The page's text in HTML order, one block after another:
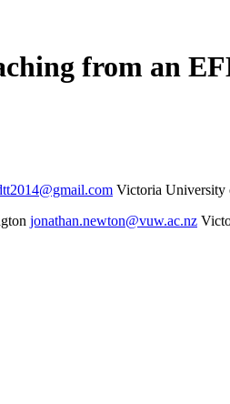
from an
Victoria University
jonathan.newton@vuw.ac.nz